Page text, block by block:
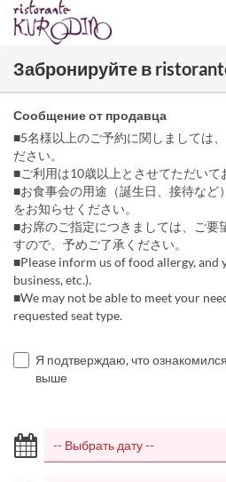
Забронируйте в
Сообщение от продавца
■5名様以上のご予約に関しましては
ださい。
■ご利用は10歳以上とさせてただいて
■お食事会の用途（誕生日、接待など
をお知らせください。
■お席のご指定につきましては、ご要
すので、予めご了承ください。
■Please inform us of food allergy, and
business, etc.).
■We may not be able to meet your
requested seat type.
Я подтверждаю, что
выше